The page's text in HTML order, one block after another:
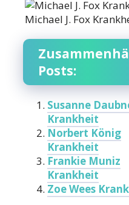
Michael J. Fox
Posts:
Susanne
Krankheit
Norbert König
Krankheit
Frankie Muniz
Krankheit
Zoe Wees